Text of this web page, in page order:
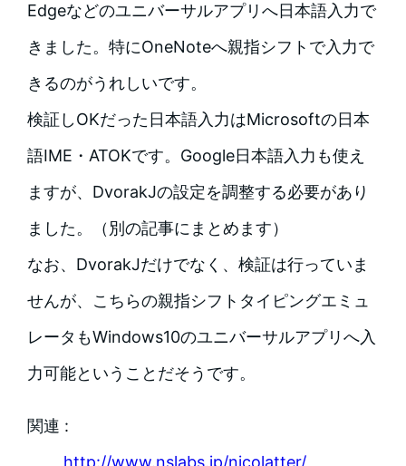
Edgeなどのユニバーサルアプリへ日本語入力で
きました。特にOneNoteへ親指シフトで入力で
きるのがうれしいです。
検証しOKだった日本語入力はMicrosoftの日本
語IME・ATOKです。Google日本語入力も使え
ますが、DvorakJの設定を調整する必要があり
ました。（別の記事にまとめます）
なお、DvorakJだけでなく、検証は行っていま
せんが、こちらの親指シフトタイピングエミュ
レータもWindows10のユニバーサルアプリへ入
力可能ということだそうです。
関連 :